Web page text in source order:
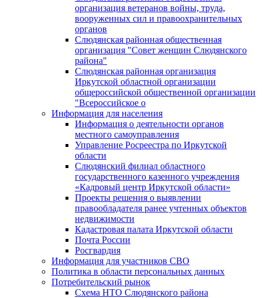
организация ветеранов войны, труда,
вооруженных сил и правоохранительных
органов
Слюдянская районная общественная
организация "Совет женщин Слюдянского
района"
Слюдянская районная организация
Иркутской областной организации
общероссийской общественной организации
"Всероссийское о
Информация для населения
Информация о деятельности органов
местного самоуправления
Управление Росреестра по Иркутской
области
Слюдянский филиал областного
государственного казенного учреждения
«Кадровый центр Иркутской области»
Проекты решения о выявлении
правообладателя ранее учтенных объектов
недвижимости
Кадастровая палата Иркутской области
Почта России
Росгвардия
Информация для участников СВО
Политика в области персональных данных
Потребительский рынок
Схема НТО Слюдянского района